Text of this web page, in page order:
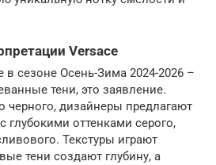
Versace
в сезоне Осень-Зима 2024-2026 –
тени, это заявление.
черного, дизайнеры предлагают
глубокими оттенками серого,
Текстуры играют
тени создают глубину, а